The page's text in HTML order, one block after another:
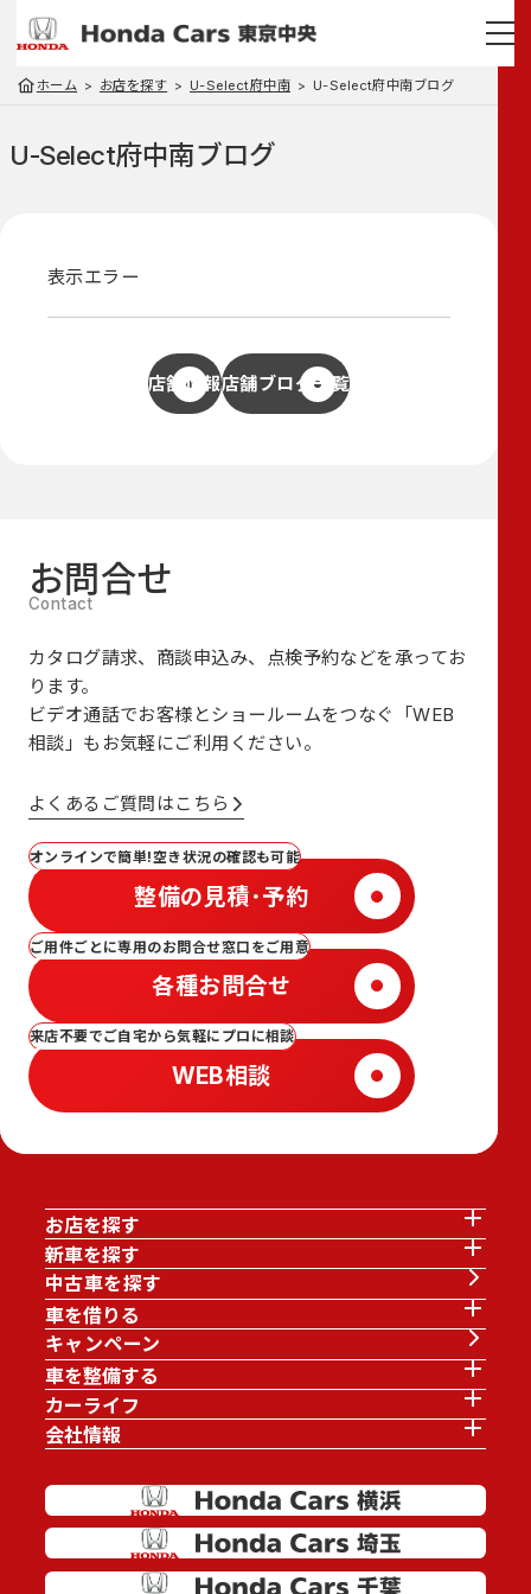
ホーム お店を探す U-Select府中南 U-Select府中南ブログ
U-Select府中南ブログ
表示エラー
店舗情報店舗ブログ一覧
お問合せ
カタログ請求、商談申込み、点検予約などを承ってお
ります。
ビデオ通話でお客様とショールームをつなぐ
「WEB
相談」も お気軽にご利用ください。
よくあるご質問はこちら
オンラインで簡単!空き状況の確認も可能
整備の見積･予約
ご用件ごとに専用のお問合せ窓口をご用意
各種お問合せ
来店不要でご自宅から気軽にプロに相談
WEB相談
お店を探す
新車を探す
中古車を探す
車を借りる
キャンペーン
車を整備する
カーライフ
会社情報